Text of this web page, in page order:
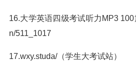
16.大学英语四级考试听力MP3
n/511_1017
17.wxy.studa/（学生大考试站）